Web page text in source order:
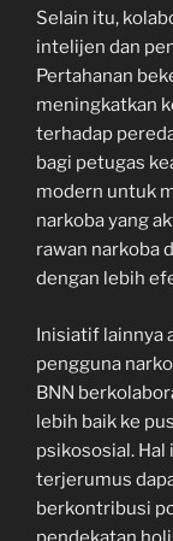
Selain itu,
intelijen dan
Pertahanan
meningkatkan
terhadap
bagi petugas
modern untuk
narkoba yang
rawan narkoba
dengan lebih
Inisiatif lainnya
pengguna
BNN
lebih baik ke
psikososial.
terjerumus
berkontribusi